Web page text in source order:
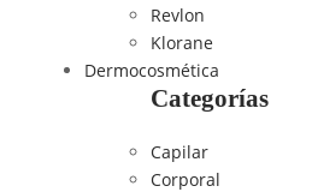
Revlon
Klorane
Dermocosmética
Categorías
Capilar
Corporal